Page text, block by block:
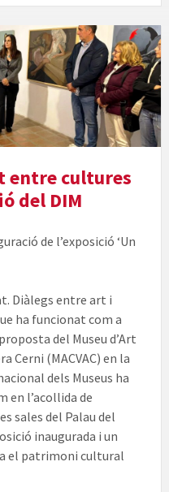
entre cultures
del DIM
de l’exposició ‘Un
Diàlegs entre art i
ha funcionat com a
del Museu d’Art
Cerni (MACVAC) en la
dels Museus ha
l’acollida de
sales del Palau del
inaugurada i un
el patrimoni cultural